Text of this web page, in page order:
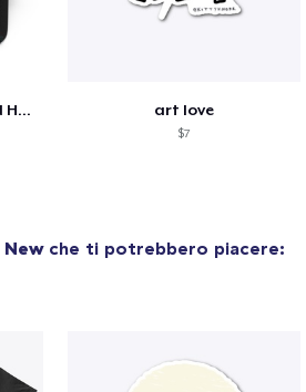
Stay Artsy Embroidered Hat art love
$7
Newche ti potrebbero piacere: